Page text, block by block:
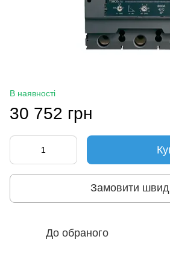
В наявності
30 752 грн
Замовити
До обраного